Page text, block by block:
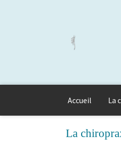
Accueil La
La